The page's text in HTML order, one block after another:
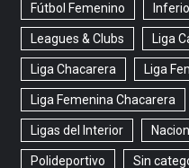
Fútbol Femenino
Leagues & Clubs Liga
Liga Chacarera Liga
Liga Femenina Chacarera
Ligas del Interior
Polideportivo Sin